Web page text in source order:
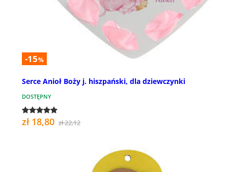
-15%
Serce Anioł Boży j. hiszpański, dla dziewczynki
DOSTĘPNY
zł 18,80 zł 22,12